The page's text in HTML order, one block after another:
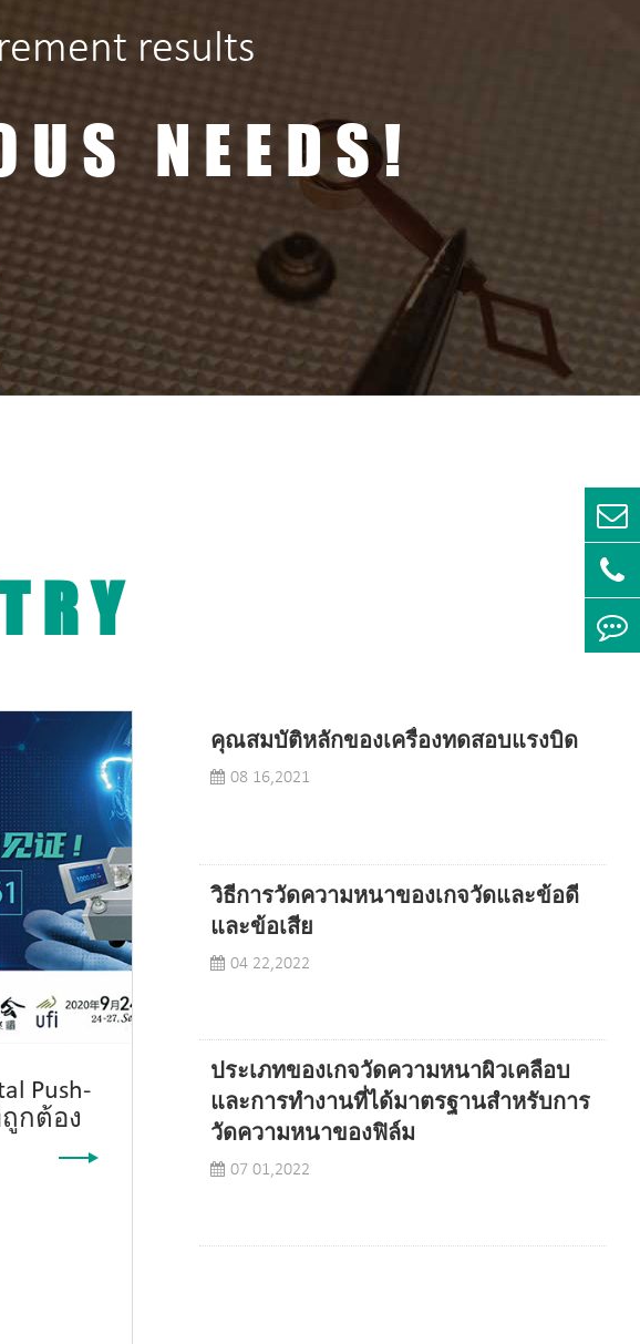
results
NEEDS!
Push-
ถูกต้อง
คุณสมบัติหลักของเครื่องทดสอบแรงบิด
08 16,2021
วิธีการวัดความหนาของเกจวัดและข้อดี
และข้อเสีย
04 22,2022
ประเภทของเกจวัดความหนาผิวเคลือบ
และการทำงานที่ได้มาตรฐานสำหรับการ
วัดความหนาของฟิล์ม
07 01,2022